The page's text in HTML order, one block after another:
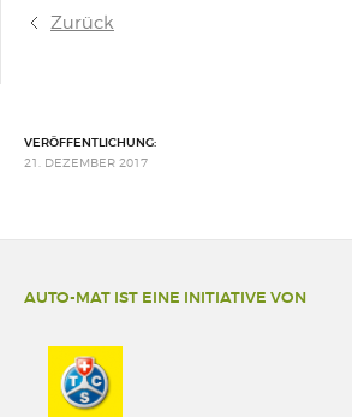
Zurück
VERÖFFENTLICHUNG:
21. DEZEMBER 2017
AUTO-MAT IST EINE INITIATIVE VON